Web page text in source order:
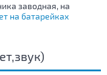
заводная, на
на батарейках